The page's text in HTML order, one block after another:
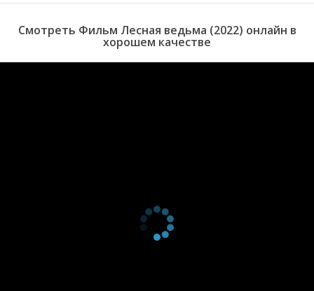
Смотреть Фильм Лесная ведьма (2022) онлайн в
хорошем качестве